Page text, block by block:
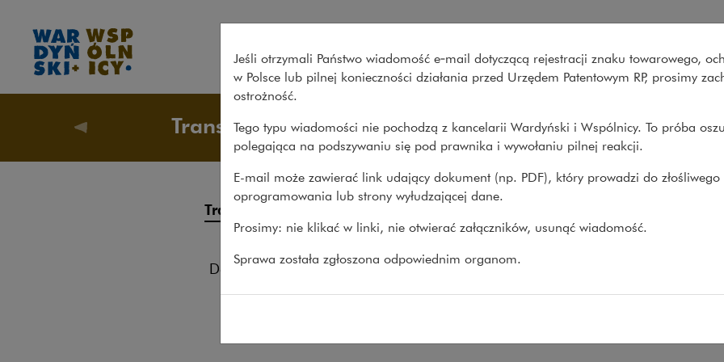
Solvd Inc. wspierana przez Siguler Guff nabywa Tooploox
Co robimy O nas Nasze
Transakcje
Transakcje
Procesy
Doradztwo
Pro bono
Nasze sprawy> Transakcje> Solvd Inc. wspierana przez Siguler...
Solvd Inc. wspierana przez
Tooploox
10.06.2025
Doradzaliśmy Solvd Inc., spółce wspieranej przez
inwestycyjną Siguler Guff, w procesie przejęcia 100%
Jeśli otrzymali Państwo wiadomość e‑mail dotyczącą rejestracji znaku towarowego,
w Polsce lub pilnej konieczności działania przed Urzędem Patentowym RP, prosimy
ostrożność.
Tego typu wiadomości nie pochodzą z kancelarii Wardyński i Wspólnicy. To próba
polegająca na podszywaniu się pod prawnika i wywołaniu pilnej reakcji.
E-mail może zawierać link udający dokument (np. PDF), który prowadzi do złośliwego
oprogramowania lub strony wyłudzającej dane.
Prosimy: nie klikać w linki, nie otwierać załączników, usunąć wiadomość.
Sprawa została zgłoszona odpowiednim organom.